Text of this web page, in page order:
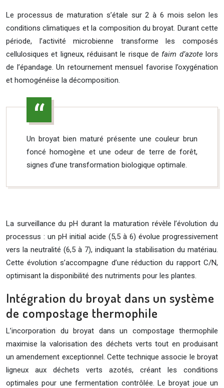
Le processus de maturation s’étale sur 2 à 6 mois selon les
conditions climatiques et la composition du broyat. Durant cette
période, l’activité microbienne transforme les composés
cellulosiques et ligneux, réduisant le risque de faim d’azotelors
de l’épandage. Un retournement mensuel favorise l’oxygénation
et homogénéise la décomposition.
Un broyat bien maturé présente une couleur brun
foncé homogène et une odeur de terre de forêt,
signes d’une transformation biologique optimale.
La surveillance du pH durant la maturation révèle l’évolution du
processus : un pH initial acide (5,5 à 6) évolue progressivement
vers la neutralité (6,5 à 7), indiquant la stabilisation du matériau.
Cette évolution s’accompagne d’une réduction du rapport C/N,
optimisant la disponibilité des nutriments pour les plantes.
Intégration du broyat dans un système
de compostage thermophile
L’incorporation du broyat dans un compostage thermophile
maximise la valorisation des déchets verts tout en produisant
un amendement exceptionnel. Cette technique associe le broyat
ligneux aux déchets verts azotés, créant les conditions
optimales pour une fermentation contrôlée. Le broyat joue un